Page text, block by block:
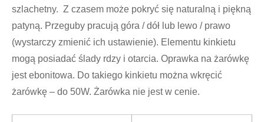
szlachetny. Z czasem może pokryć się naturalną i piękną
patyną. Przeguby pracują góra / dół lub lewo / prawo
(wystarczy zmienić ich ustawienie). Elementu kinkietu
mogą posiadać ślady rdzy i otarcia. Oprawka na żarówkę
jest ebonitowa. Do takiego kinkietu można wkręcić
żarówkę – do 50W. Żarówka nie jest w cenie.